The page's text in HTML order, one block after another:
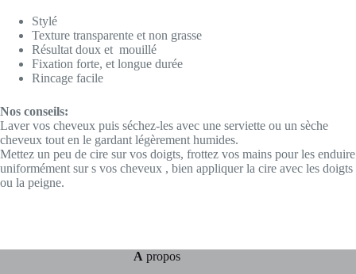
Stylé
Texture transparente et non grasse
Résultat doux et mouillé
Fixation forte, et longue durée
Rincage facile
Nos conseils:
Laver vos cheveux puis séchez-les avec une serviette ou un sèche
cheveux tout en le gardant légèrement humides.
Mettez un peu de cire sur vos doigts, frottez vos mains pour les enduire
uniformément sur s vos cheveux , bien appliquer la cire avec les doigts
ou la peigne.
A propos